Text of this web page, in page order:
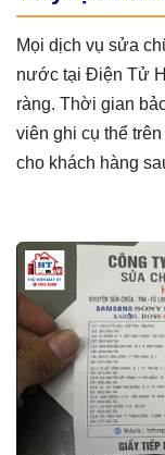
Mọi dịch vụ sửa
nước tại Điện Tử
ràng. Thời gian
viên ghi cụ thể
cho khách hàng